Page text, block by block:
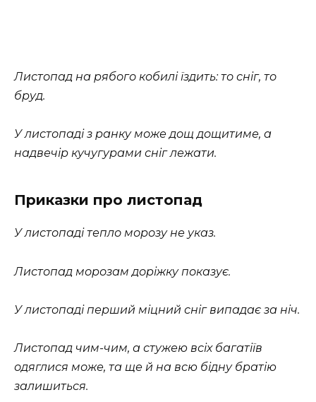
Листопад на рябого кобилі їздить: то сніг, то
бруд.
У листопаді з ранку може дощ дощитиме, а
надвечір кучугурами сніг лежати.
Приказки про листопад
У листопаді тепло морозу не указ.
Листопад морозам доріжку показує.
У листопаді перший міцний сніг випадає за ніч.
Листопад чим-чим, а стужею всіх багатіїв
одяглися може, та ще й на всю бідну братію
залишиться.